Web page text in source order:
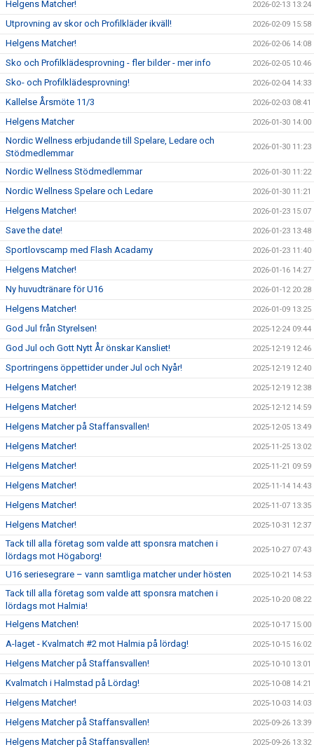
Helgens Matcher! 2026-02-13 13:24
Utprovning av skor och Profilkläder ikväll! 2026-02-09 15:58
Helgens Matcher! 2026-02-06 14:08
Sko och Profilklädesprovning - fler bilder - mer info 2026-02-05 10:46
Sko- och Profilklädesprovning! 2026-02-04 14:33
Kallelse Årsmöte 11/3 2026-02-03 08:41
Helgens Matcher 2026-01-30 14:00
Nordic Wellness erbjudande till Spelare, Ledare och
Stödmedlemmar
2026-01-30 11:23
Nordic Wellness Stödmedlemmar 2026-01-30 11:22
Nordic Wellness Spelare och Ledare 2026-01-30 11:21
Helgens Matcher! 2026-01-23 15:07
Save the date! 2026-01-23 13:48
Sportlovscamp med Flash Acadamy 2026-01-23 11:40
Helgens Matcher! 2026-01-16 14:27
Ny huvudtränare för U16 2026-01-12 20:28
Helgens Matcher! 2026-01-09 13:25
God Jul från Styrelsen! 2025-12-24 09:44
God Jul och Gott Nytt År önskar Kansliet! 2025-12-19 12:46
Sportringens öppettider under Jul och Nyår! 2025-12-19 12:40
Helgens Matcher! 2025-12-19 12:38
Helgens Matcher! 2025-12-12 14:59
Helgens Matcher på Staffansvallen! 2025-12-05 13:49
Helgens Matcher! 2025-11-25 13:02
Helgens Matcher! 2025-11-21 09:59
Helgens Matcher! 2025-11-14 14:43
Helgens Matcher! 2025-11-07 13:35
Helgens Matcher! 2025-10-31 12:37
Tack till alla företag som valde att sponsra matchen i
lördags mot Högaborg!
2025-10-27 07:43
U16 seriesegrare – vann samtliga matcher under hösten 2025-10-21 14:53
Tack till alla företag som valde att sponsra matchen i
lördags mot Halmia!
2025-10-20 08:22
Helgens Matchen! 2025-10-17 15:00
A-laget - Kvalmatch #2 mot Halmia på lördag! 2025-10-15 16:02
Helgens Matcher på Staffansvallen! 2025-10-10 13:01
Kvalmatch i Halmstad på Lördag! 2025-10-08 14:21
Helgens Matcher! 2025-10-03 14:03
Helgens Matcher på Staffansvallen! 2025-09-26 13:39
Helgens Matcher på Staffansvallen! 2025-09-26 13:32